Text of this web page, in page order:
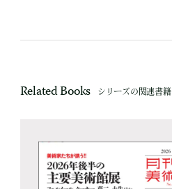
Related Books シリーズの関連書籍